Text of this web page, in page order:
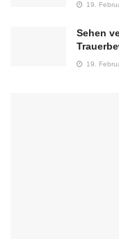
19.
Sehen
19.